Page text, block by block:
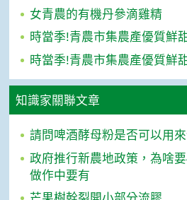
女青農的有機丹參滴雞精
時當季!青農市集農產優質鮮
時當季!青農市集農產優質鮮
知識家關聯文章
請問啤酒酵母粉是否可以用
政府推行新農地政策，為啥
做作中要有